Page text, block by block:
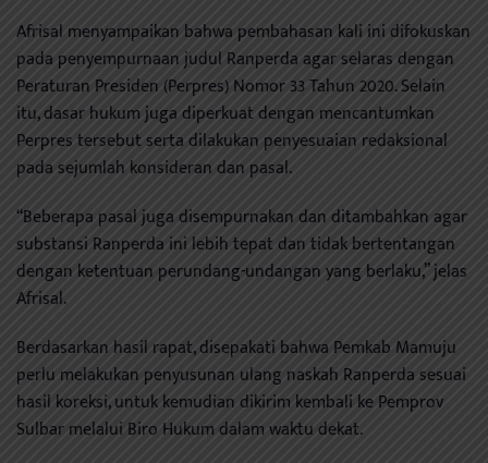
Afrisal menyampaikan bahwa pembahasan kali ini difokuskan
pada penyempurnaan judul Ranperda agar selaras dengan
Peraturan Presiden (Perpres) Nomor 33 Tahun 2020. Selain
itu, dasar hukum juga diperkuat dengan mencantumkan
Perpres tersebut serta dilakukan penyesuaian redaksional
pada sejumlah konsideran dan pasal.
“Beberapa pasal juga disempurnakan dan ditambahkan agar
substansi Ranperda ini lebih tepat dan tidak bertentangan
dengan ketentuan perundang-undangan yang berlaku,” jelas
Afrisal.
Berdasarkan hasil rapat, disepakati bahwa Pemkab Mamuju
perlu melakukan penyusunan ulang naskah Ranperda sesuai
hasil koreksi, untuk kemudian dikirim kembali ke Pemprov
Sulbar melalui Biro Hukum dalam waktu dekat.